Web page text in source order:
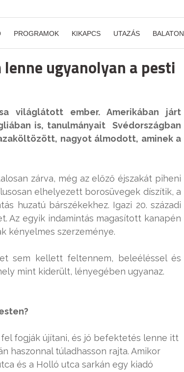
PROGRAMOK KIKAPCS UTAZÁS BALATON
ugyanolyan a pesti
világlátott ember. Amerikában járt
is, tanulmányait Svédországban
nagyot álmodott, aminek a
zárva, még az előző éjszakát piheni
elhelyezett borosüvegek díszítik, a
huzatú bárszékekhez. Igazi 20. századi
Az egyik indamintás magasított kanapén
kényelmes szerzeménye.
sem kellett feltennem, beleéléssel és
mint kiderült, lényegében ugyanaz.
fogják újítani, és jó befektetés lenne itt
haszonnal túladhasson rajta. Amikor
és a Holló utca sarkán egy kiadó